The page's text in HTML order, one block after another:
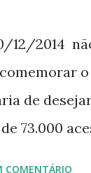
12/2014
de
73.000
COMENTÁRIO